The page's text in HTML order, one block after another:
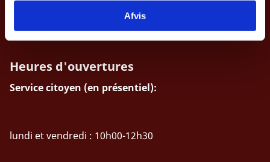
Afvis
bruamb@um.dk
Heures d'ouvertures
Service citoyen (en présentiel):
lundi et vendredi : 10h00-12h30